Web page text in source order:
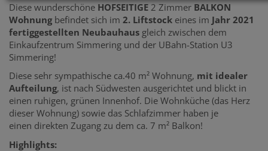
Diese wunderschöne HOFSEITIGE 2 Zimmer BALKON
Wohnung befindet sich im 2. Liftstock eines im Jahr 2021
fertiggestellten Neubauhaus gleich zwischen dem
Einkaufzentrum Simmering und der UBahn-Station U3
Simmering!
Diese sehr sympathische ca.40 m² Wohnung, mit idealer
Aufteilung, ist nach Südwesten ausgerichtet und blickt in
einen ruhigen, grünen Innenhof. Die Wohnküche (das Herz
dieser Wohnung) sowie das Schlafzimmer haben je
einen direkten Zugang zu dem ca. 7 m² Balkon!
Highlights: